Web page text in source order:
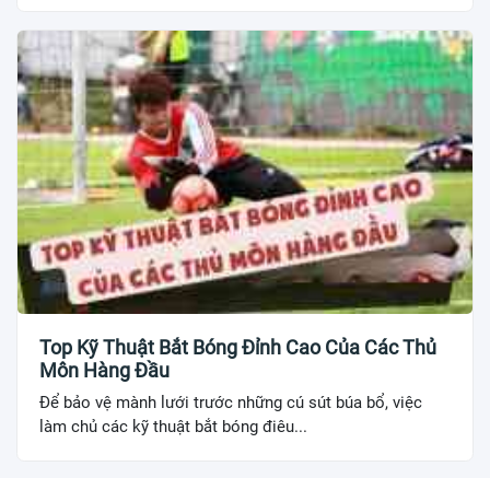
Top Kỹ Thuật Bắt Bóng Đỉnh Cao Của Các Thủ
Môn Hàng Đầu
Để bảo vệ mành lưới trước những cú sút búa bổ, việc
làm chủ các kỹ thuật bắt bóng điêu...